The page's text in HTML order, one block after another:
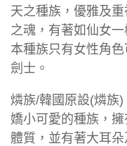
天之種族，優雅及
之魂，有著如仙女
本種族只有女性角
劍士。
燐族/韓國原設(燐族)
嬌小可愛的種族，
體質，並有著大耳